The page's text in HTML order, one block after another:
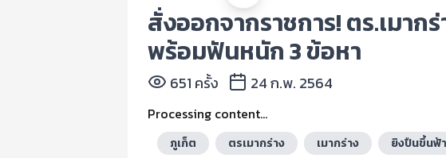
สั่งออกจากราชการ! ตร.เมา
พร้อมฟันหนัก 3 ข้อหา
651 ครั้ง 24 ก.พ. 2564
Processing content...
ภูเก็ต ตรเมากร่าง เมากร่าง ยิงปืนขึ้นฟ้า